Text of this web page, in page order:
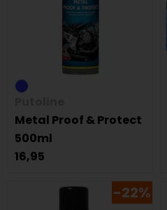
Metal Proof & Protect
500ml
16,95
-22%